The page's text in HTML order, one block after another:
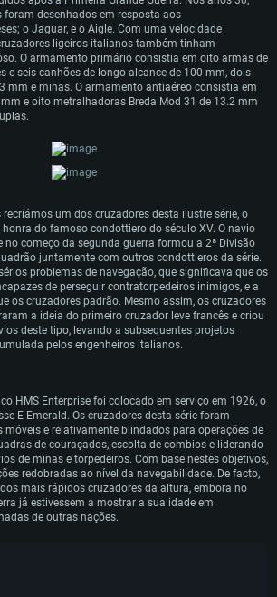
DE SISTEMA
foram desenhados em resposta aos
o Jaguar, e o Aigle. Com uma velocidade
ligeiros italianos também tinham
O armamento primário consistia em oito armas de
e seis canhões de longo alcance de 100 mm, dois
mm e minas. O armamento antiaéreo consistia em
e oito metralhadoras Breda Mod 31 de 13.2 mm
recriámos um dos cruzadores desta ilustre série, o
honra do famoso condottiero do século XV. O navio
começo da segunda guerra formou a 2ª Divisão
juntamente com outros condottieros da série.
problemas de navegação, que significava que os
de perseguir contratorpedeiros inimigos, e a
os cruzadores padrão. Mesmo assim, os cruzadores
a ideia do primeiro cruzador leve francês e criou
deste tipo, levando a subsequentes projetos
pelos engenheiros italianos.
HMS Enterprise foi colocado em serviço em 1926, o
E Emerald. Os cruzadores desta série foram
e relativamente blindados para operações de
de couraçados, escolta de combios e liderando
de minas e torpedeiros. Com base nestes objetivos,
redobradas ao nível da navegabilidade. De facto,
mais rápidos cruzadores da altura, embora no
já estivessem a mostrar a sua idade em
de outras nações.